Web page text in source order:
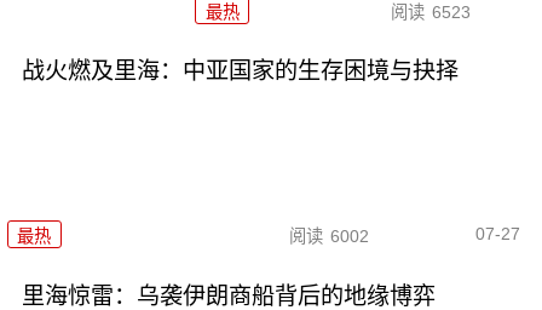
最热 阅读 6523
战火燃及里海：中亚国家的生存困境与抉择
最热 阅读 6002 07-27
里海惊雷：乌袭伊朗商船背后的地缘博弈